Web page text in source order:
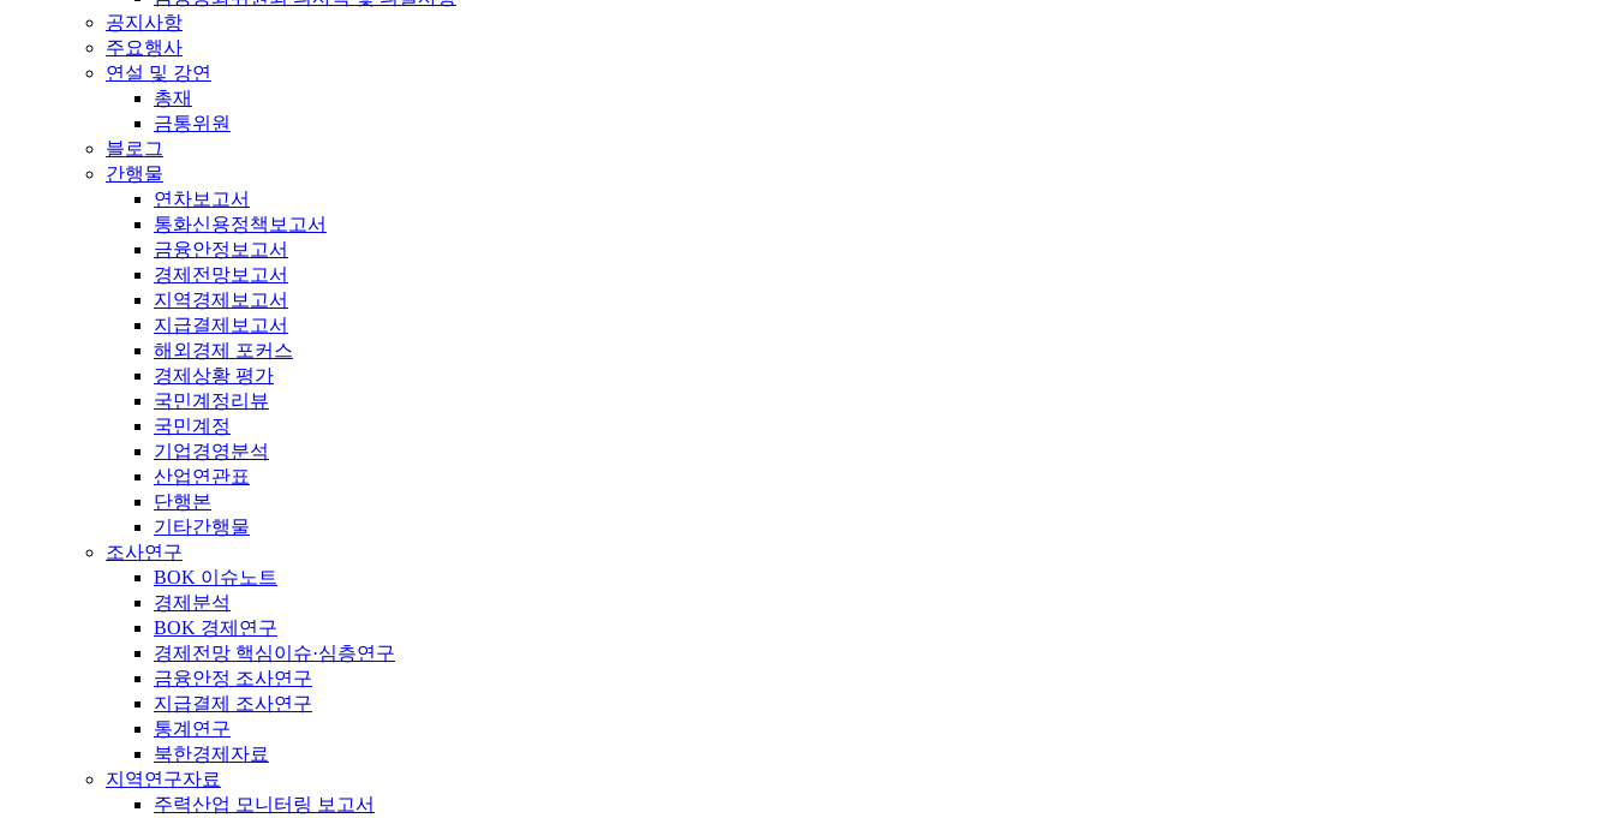
공지사항
주요행사
연설 및 강연
총재
금통위원
블로그
간행물
연차보고서
통화신용정책보고서
금융안정보고서
경제전망보고서
지역경제보고서
지급결제보고서
해외경제 포커스
경제상황 평가
국민계정리뷰
국민계정
기업경영분석
산업연관표
단행본
기타간행물
조사연구
BOK 이슈노트
경제분석
BOK 경제연구
경제전망 핵심이슈·심층연구
금융안정 조사연구
지급결제 조사연구
통계연구
북한경제자료
지역연구자료
주력산업 모니터링 보고서